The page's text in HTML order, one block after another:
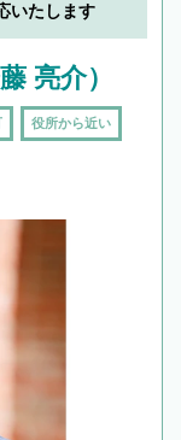
いたします
亮介）
役所から近い